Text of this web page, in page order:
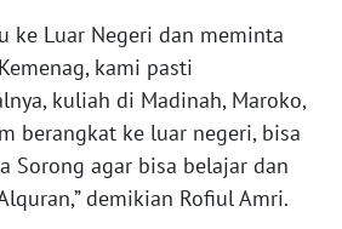
ke Luar Negeri dan meminta
kami pasti
kuliah di Madinah, Maroko,
berangkat ke luar negeri, bisa
Sorong agar bisa belajar dan
demikian Rofiul Amri.